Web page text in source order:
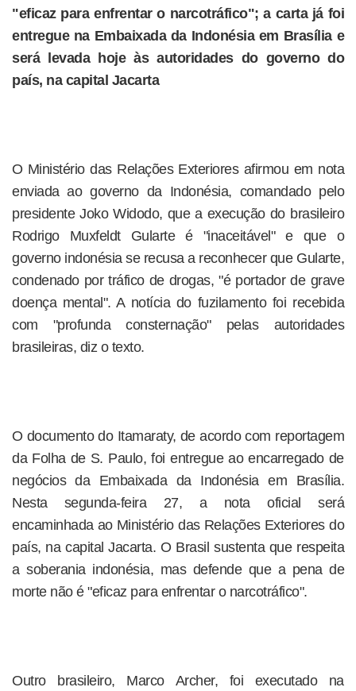
"eficaz para enfrentar o narcotráfico"; a carta já foi
entregue na Embaixada da Indonésia em Brasília e
será levada hoje às autoridades do governo do
país, na capital Jacarta
O Ministério das Relações Exteriores afirmou em nota
enviada ao governo da Indonésia, comandado pelo
presidente Joko Widodo, que a execução do brasileiro
Rodrigo Muxfeldt Gularte é "inaceitável" e que o
governo indonésia se recusa a reconhecer que Gularte,
condenado por tráfico de drogas, "é portador de grave
doença mental". A notícia do fuzilamento foi recebida
com "profunda consternação" pelas autoridades
brasileiras, diz o texto.
O documento do Itamaraty, de acordo com reportagem
da Folha de S. Paulo, foi entregue ao encarregado de
negócios da Embaixada da Indonésia em Brasília.
Nesta segunda-feira 27, a nota oficial será
encaminhada ao Ministério das Relações Exteriores do
país, na capital Jacarta. O Brasil sustenta que respeita
a soberania indonésia, mas defende que a pena de
morte não é "eficaz para enfrentar o narcotráfico".
Outro brasileiro, Marco Archer, foi executado na